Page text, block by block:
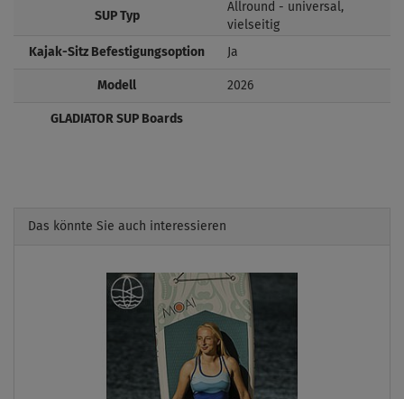
SUP Typ
Allround - universal,
vielseitig
Kajak-Sitz Befestigungsoption Ja
Modell 2026
GLADIATOR SUP Boards
Das könnte Sie auch interessieren
Previous